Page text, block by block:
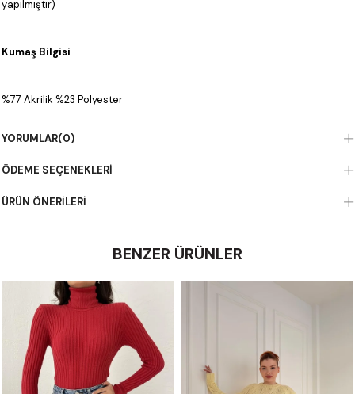
yapılmıştır)
Kumaş Bilgisi
%77 Akrilik %23 Polyester
YORUMLAR(0)
ÖDEME SEÇENEKLERI
ÜRÜN ÖNERILERI
BENZER ÜRÜNLER